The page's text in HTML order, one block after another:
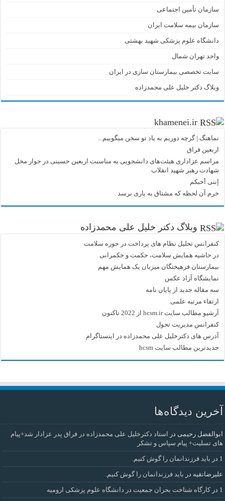
سازمان تأمین اجتماعی
سازمان بیمه سلامت ایران
دانشگاه علوم پزشکی شهید بهشتی
واحد تهران شمال
سایت تخصصی بیمارستان سازی در ایران
وبلاگ دکتر خلیل علی محمدزاده
khamenei.ir
نماهنگ |‌ گرچه دوریم به یاد تو سخن میگوییم...
اربعین فراق
مراسم عزاداری هیئت‌های دانشجویی به مناسبت اربعین حسینی در جوار محل
شهادت رهبر شهید انقلاب
إننی أحبکم
خرم آن لحظه که مشتاق به یاری برسد
وبلاگ دکتر خلیل علی محمدزاده
کنفرانس تحلیل نظام های پرداخت در حوزه سلامت
در حاشیه همایش سلامت، حکمت و حکمرانی
بیمارستان فرهیختگان میزبان یک همایش مهم
نمایشگاه آزاد عکس
سه مقاله جدید از پایان نامه
ارتقاء مرتبه علمی
آرشیو مطالب سایت hcsm.ir از 2022 تاکنون
کنفرانس مدیریت تحول
آدرس های دکترخلیل علی محمدزاده در اینستاگرام
جدیدترین مطالب سایت hcsm
آخرین دیدگاه‌ها
ابوالفضل رحیمی در
استاد دکترخلیل علی محمدزاده در فراق پدر عزادار شد+پیام
های تسلیت+ پیام سپاس و تشکر
1 در باید فرزندانمان را گوش کنیم.
علیرضاتقیه در باید فرزندانمان را گوش کنیم.
1 درکارگاه شناخت بحران جمعیت در دانشگاه علوم پزشکی ارومیه